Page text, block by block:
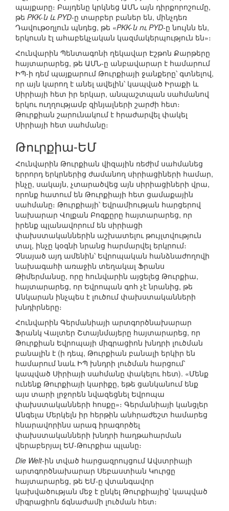
պայքարը։ Բայդենը կրկնեց ԱՄՆ այն դիրքորոշումը,
թե PKK-ն և PYD-ը տարբեր բաներ են, մինչդեռ
Դավութօղլուն պնդեց, թե «PKK-ն ու PYD-ը նույնն են,
երկուսն էլ ահաբեկչական կազմակերպություն են»։
Հունվարին Պենտագոնի ղեկավար Էշթոն Քարթերը
հայտարարեց, թե ԱՄՆ-ը անբավարար է համարում
ԻՊ-ի դեմ պայքարում Թուրքիայի ջանքերը՝ գտնելով,
որ այն կարող է անել ավելին՝ կապված Իրաքի և
Սիրիայի հետ իր երկար, անպաշտպան սահմանով
երկու ուղղությամբ զինյալների շարժի հետ։
Թուրքիան շարունակում է հրաժարվել փակել
Սիրիայի հետ սահմանը։
Թուրքիա-ԵՄ
Հունվարին Թուրքիան վիզային ռեժիմ սահմանեց
երրորդ երկրներից ժամանող սիրիացիների համար,
ինչը, սակայն, չտարածվեց այն սիրիացիների վրա,
որոնք հատում են Թուրքիայի հետ ցամաքային
սահմանը։ Թուրքիայի՝ Եվրամիության հարցերով
նախարար Վոլքան Բոզքըրը հայտարարեց, որ
իրենք պլանավորում են սիրիացի
փախստականներին աշխատելու թույլտվություն
տալ, ինչը կօգնի նրանց հարմարվել երկրում։
Չնայած այդ ամենին՝ Եվրոպական հանձնաժողովի
նախագահի առաջին տեղակալ Ֆրանս
Թիմերմանսը, որը հունվարին այցելեց Թուրքիա,
հայտարարեց, որ Եվրոպան գոհ չէ նրանից, թե
Անկարան ինչպես է լուծում փախստականների
խնդիրները։
Հունվարին Գերմանիայի արտգործնախարար
Ֆրանկ Վալտեր Շտայնմայերը հայտարարեց, որ
Թուրքիան Եվրոպայի միգրացիոն խնդրի լուծման
բանալին է (ի դեպ, Թուրքիան բանալի երկիր են
համարում նաև ԻՊ խնդրի լուծման հարցում՝
կապված Սիրիայի սահմանը փակելու հետ). «Մենք
ունենք Թուրքիայի կարիքը, եթե ցանկանում ենք
այս տարի լրջորեն նվազեցնել Եվրոպա
փախստականների հոսքը»։ Գերմանիայի կանցլեր
Անգելա Մերկելն իր հերթին անհրաժեշտ համարեց
հնարավորինս արագ իրագործել
փախստականների խնդրի հաղթահարման
վերաբերյալ ԵՄ-Թուրքիա պլանը։
Die Welt-ին տված հարցազրույցում Ավստրիայի
արտգործնախարար Սեբաստիան Կուրցը
հայտարարեց, թե ԵՄ-ը վտանգավոր
կախվածության մեջ է ընկել Թուրքիայից՝ կապված
միգրացիոն ճգնաժամի լուծման հետ։